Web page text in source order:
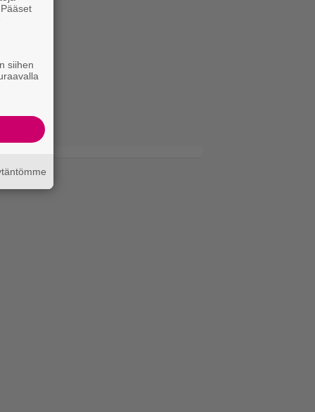
siihen